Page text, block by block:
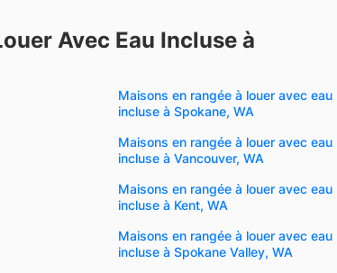
Avec Eau Incluse à
Maisons en rangée à louer avec eau
incluse à Spokane, WA
Maisons en rangée à louer avec eau
incluse à Vancouver, WA
Maisons en rangée à louer avec eau
incluse à Kent, WA
Maisons en rangée à louer avec eau
incluse à Spokane Valley, WA